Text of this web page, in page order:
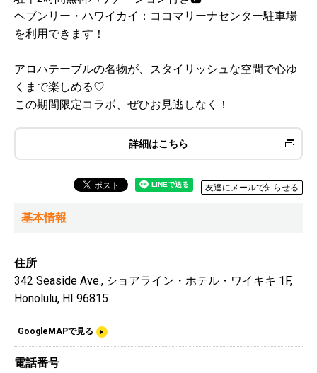
ヘブンリー・ハワイカイ：ココマリーナセンター駐車場
を利用できます！
アロハテーブルの名物が、スタイリッシュな空間で心ゆ
くまで楽しめる♡
この期間限定コラボ、ぜひお見逃しなく！
詳細はこちら
友達にメールで知らせる
基本情報
住所
342 Seaside Ave., ショアライン・ホテル・ワイキキ 1F,
Honolulu, HI 96815
GoogleMAPで見る
電話番号